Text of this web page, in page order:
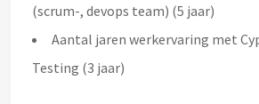
(scrum-, devops team) (5 jaar)
Aantal jaren werkervaring met
Testing (3 jaar)